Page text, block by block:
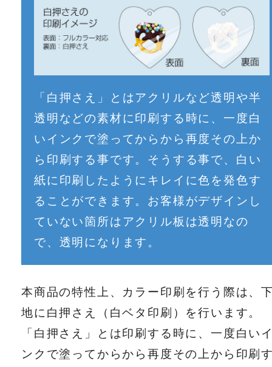
「白押さえ」とはアクリルなど透明や半
透明などの素材に印刷する時に、一度白
いインクで塗ってからから再度その上か
ら印刷する事です。そうする事で、白い
紙に印刷したようにキレイに色を発色す
ることができます。お客様がデザインし
ていない箇所はアクリル板は透明なの
で、透明になります。
本商品の特性上、カラー印刷を行う際は、
地に白押さえ（白ベタ印刷）を行います。
「白押さえ」とは印刷する時に、一度白い
ンクで塗ってからから再度その上から印刷